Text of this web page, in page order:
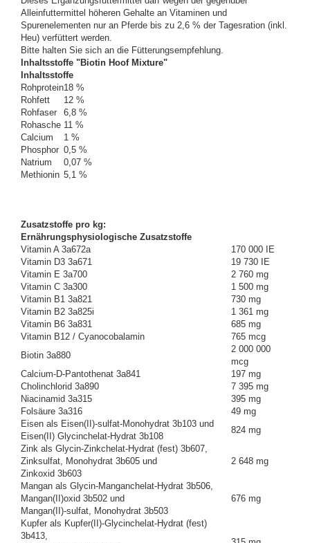
Alleinfuttermittel höheren Gehalte an Vitaminen und
Spurenelementen nur an Pferde bis zu 2,6 % der Tagesration (inkl.
Heu) verfüttert werden.
Bitte halten Sie sich an die Fütterungsempfehlung.
Inhaltsstoffe "Biotin Hoof Mixture"
Inhaltsstoffe
Rohprotein18 %
Rohfett
12 %
Rohfaser
6,8 %
Rohasche 11 %
Calcium
1 %
Phosphor 0,5 %
Natrium
0,07 %
Methionin 5,1 %
Zusatzstoffe pro kg:
Ernährungsphysiologische Zusatzstoffe
Vitamin A 3a672a
170 000 IE
Vitamin D3 3a671
19 730 IE
Vitamin E 3a700
2 760 mg
Vitamin C 3a300
1 500 mg
Vitamin B1 3a821
730 mg
Vitamin B2 3a825i
1 361 mg
Vitamin B6 3a831
685 mg
Vitamin B12 / Cyanocobalamin
765 mcg
Biotin 3a880
2 000 000
mcg
Calcium-D-Pantothenat 3a841
197 mg
Cholinchlorid 3a890
7 395 mg
Niacinamid 3a315
395 mg
Folsäure 3a316
49 mg
Eisen als Eisen(II)-sulfat-Monohydrat 3b103 und
Eisen(II) Glycinchelat-Hydrat 3b108
824 mg
Zink als Glycin-Zinkchelat-Hydrat (fest) 3b607,
Zinksulfat, Monohydrat 3b605 und
Zinkoxid 3b603
2 648 mg
Mangan als Glycin-Manganchelat-Hydrat 3b506,
Mangan(II)oxid 3b502 und
Mangan(II)-sulfat, Monohydrat 3b503
676 mg
Kupfer als Kupfer(II)-Glycinchelat-Hydrat (fest)
3b413,